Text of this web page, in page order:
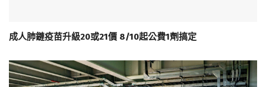
成人肺鏈疫苗升級20或21價 8/10起公費1劑搞定